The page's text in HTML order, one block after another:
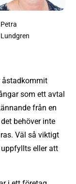
Petra
Lundgren
åstadkommit
som ett avtal
från en
behöver inte
Väl så viktigt
eller att